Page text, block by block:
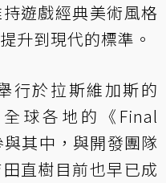
遊戲經典美術風格
升到現代的標準。
行於拉斯維加斯的
球各地的《Final
其中，與開發團隊
直樹目前也早已成